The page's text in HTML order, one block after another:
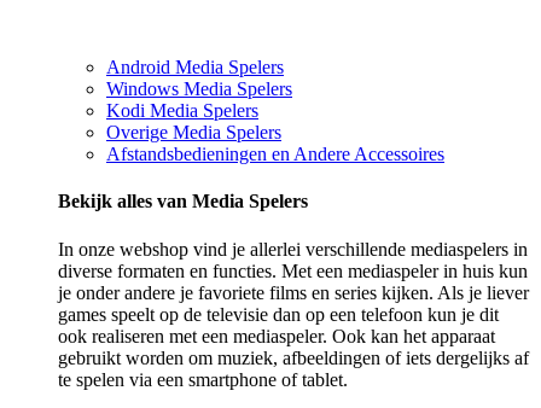
Android Media Spelers
Windows Media Spelers
Kodi Media Spelers
Overige Media Spelers
Afstandsbedieningen en Andere Accessoires
Bekijk alles van Media Spelers
In onze webshop vind je allerlei verschillende mediaspelers in
diverse formaten en functies. Met een mediaspeler in huis kun
je onder andere je favoriete films en series kijken. Als je liever
games speelt op de televisie dan op een telefoon kun je dit
ook realiseren met een mediaspeler. Ook kan het apparaat
gebruikt worden om muziek, afbeeldingen of iets dergelijks af
te spelen via een smartphone of tablet.